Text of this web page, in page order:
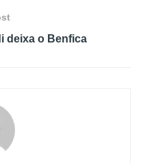
deixa o Benfica